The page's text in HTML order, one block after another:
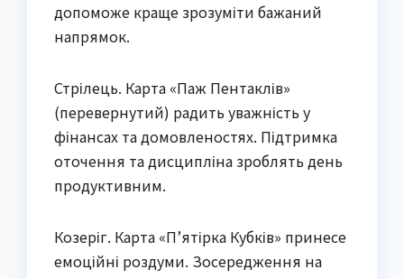
допоможе краще зрозуміти бажаний
напрямок.
Стрілець. Карта «Паж Пентаклів»
(перевернутий) радить уважність у
фінансах та домовленостях. Підтримка
оточення та дисципліна зроблять день
продуктивним.
Козеріг. Карта «П’ятірка Кубків» принесе
емоційні роздуми. Зосередження на